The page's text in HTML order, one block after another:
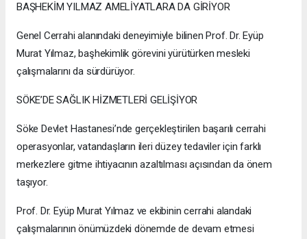
BAŞHEKİM YILMAZ AMELİYATLARA DA GİRİYOR
Genel Cerrahi alanındaki deneyimiyle bilinen Prof. Dr. Eyüp
Murat Yılmaz, başhekimlik görevini yürütürken mesleki
çalışmalarını da sürdürüyor.
SÖKE’DE SAĞLIK HİZMETLERİ GELİŞİYOR
Söke Devlet Hastanesi’nde gerçekleştirilen başarılı cerrahi
operasyonlar, vatandaşların ileri düzey tedaviler için farklı
merkezlere gitme ihtiyacının azaltılması açısından da önem
taşıyor.
Prof. Dr. Eyüp Murat Yılmaz ve ekibinin cerrahi alandaki
çalışmalarının önümüzdeki dönemde de devam etmesi